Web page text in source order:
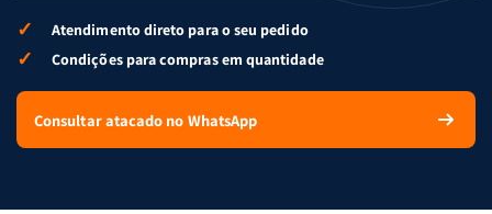
✓ Atendimento direto para o seu pedido
✓ Condições para compras em quantidade
Consultar atacado no WhatsApp